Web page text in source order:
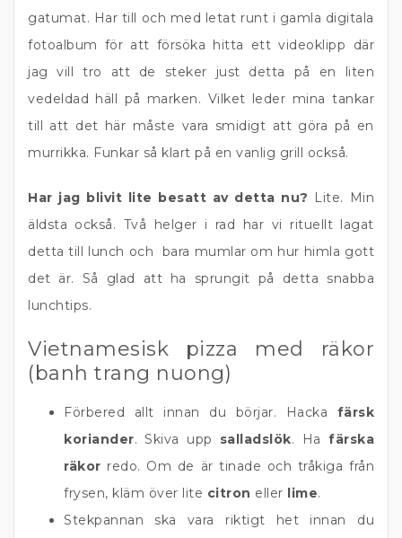
gatumat. Har till och med letat runt i gamla digitala
fotoalbum för att försöka hitta ett videoklipp där
jag vill tro att de steker just detta på en liten
vedeldad häll på marken. Vilket leder mina tankar
till att det här måste vara smidigt att göra på en
murrikka. Funkar så klart på en vanlig grill också.
Har jag blivit lite besatt av detta nu? Lite. Min
äldsta också. Två helger i rad har vi rituellt lagat
detta till lunch och bara mumlar om hur himla gott
det är. Så glad att ha sprungit på detta snabba
lunchtips.
Vietnamesisk pizza med räkor
(banh trang nuong)
Förbered allt innan du börjar. Hacka färsk
koriander. Skiva upp salladslök. Hafärska
räkor redo. Om de är tinade och tråkiga från
frysen, kläm över lite citron eller lime.
Stekpannan ska vara riktigt het innan du